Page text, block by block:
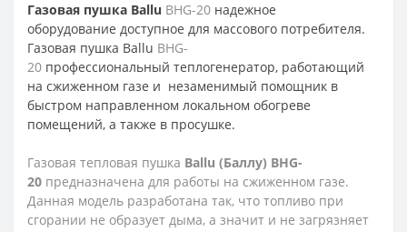
Газовая пушка Ballu BHG-20 надежное
оборудование доступное для массового потребителя.
Газовая пушка Ballu BHG-
20 профессиональный теплогенератор, работающий
на сжиженном газе и незаменимый помощник в
быстром направленном локальном обогреве
помещений, а также в просушке.
Газовая тепловая пушка Ballu (Баллу) BHG-
20 предназначена для работы на сжиженном газе.
Данная модель разработана так, что топливо при
сгорании не образует дыма, а значит и не загрязняет